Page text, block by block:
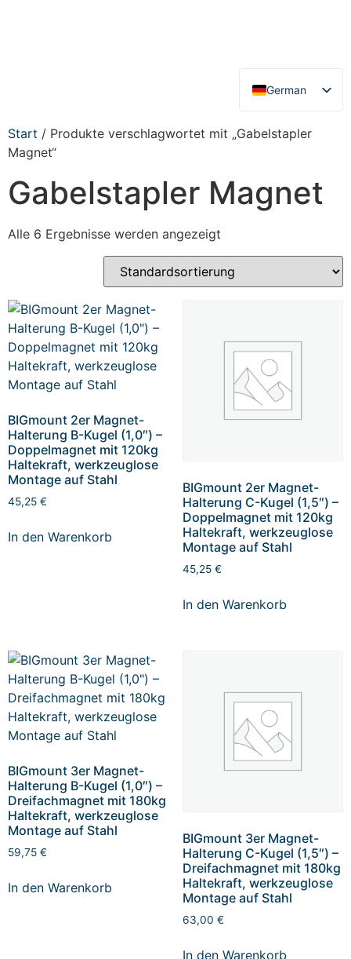
German
English
Start / Produkte verschlagwortet mit „Gabelstapler
Magnet“
Gabelstapler Magnet
Alle 6 Ergebnisse werden angezeigt
BIGmount 2er Magnet-
Halterung B-Kugel (1,0″) –
Doppelmagnet mit 120kg
Haltekraft, werkzeuglose
Montage auf Stahl
45,25 €
In den Warenkorb
BIGmount 2er Magnet-
Halterung C-Kugel (1,5″) –
Doppelmagnet mit 120kg
Haltekraft, werkzeuglose
Montage auf Stahl
45,25 €
In den Warenkorb
BIGmount 3er Magnet-
Halterung B-Kugel (1,0″) –
Dreifachmagnet mit 180kg
Haltekraft, werkzeuglose
Montage auf Stahl
59,75 €
In den Warenkorb
BIGmount 3er Magnet-
Halterung C-Kugel (1,5″) –
Dreifachmagnet mit 180kg
Haltekraft, werkzeuglose
Montage auf Stahl
63,00 €
In den Warenkorb